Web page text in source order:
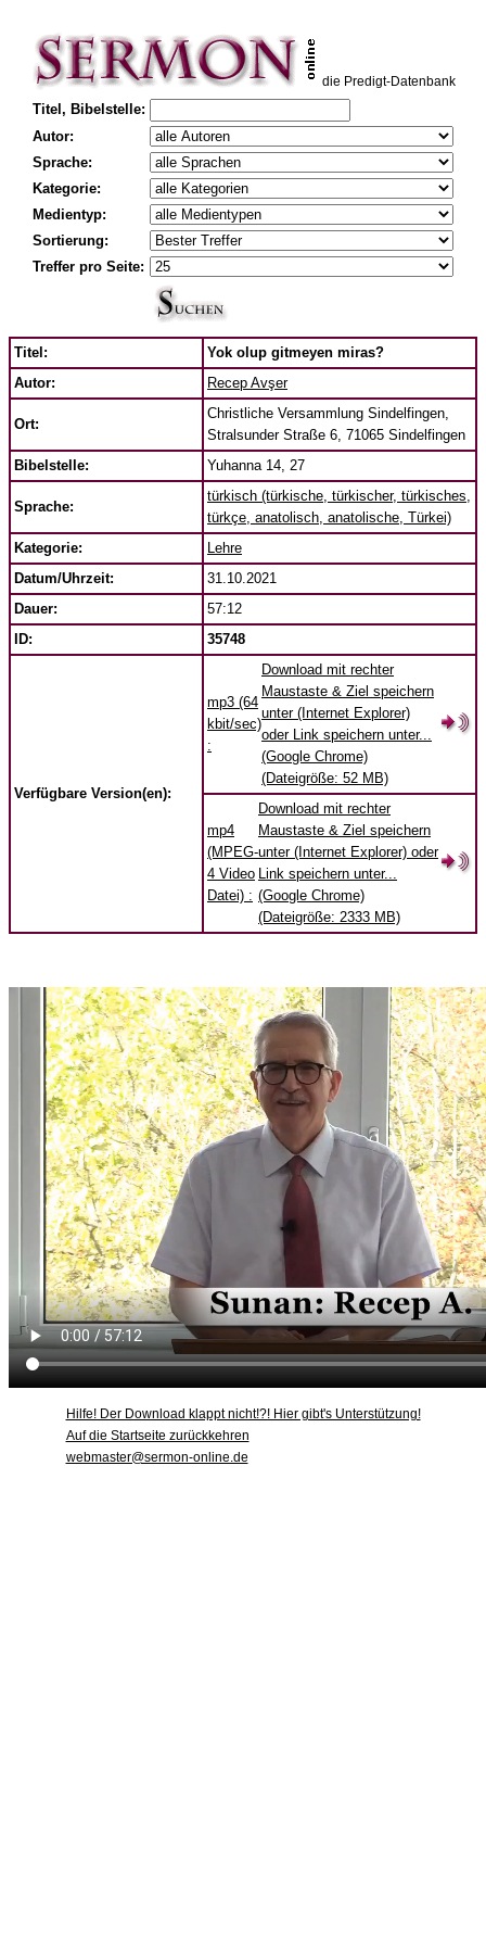
die Predigt-Datenbank
Titel, Bibelstelle:
Autor:
Sprache:
Kategorie:
Medientyp:
Sortierung:
Treffer pro Seite:
Titel:
Yok olup gitmeyen miras?
Autor:
Recep Avşer
Ort:
Christliche Versammlung Sindelfingen,
Stralsunder Straße 6, 71065 Sindelfingen
Bibelstelle:
Yuhanna 14, 27
Sprache:
türkisch (türkische, türkischer, türkisches,
türkçe, anatolisch, anatolische, Türkei)
Kategorie:
Lehre
Datum/Uhrzeit:
31.10.2021
Dauer:
57:12
ID:
35748
Verfügbare Version(en):
mp3 (64
kbit/sec)
:
Download mit rechter
Maustaste & Ziel speichern
unter (Internet Explorer)
oder Link speichern unter...
(Google Chrome)
(Dateigröße: 52 MB)
mp4
(MPEG-
4 Video
Datei) :
Download mit rechter
Maustaste & Ziel speichern
unter (Internet Explorer) oder
Link speichern unter...
(Google Chrome)
(Dateigröße: 2333 MB)
Hilfe! Der Download klappt nicht!?! Hier gibt's Unterstützung!
Auf die Startseite zurückkehren
webmaster@sermon-online.de